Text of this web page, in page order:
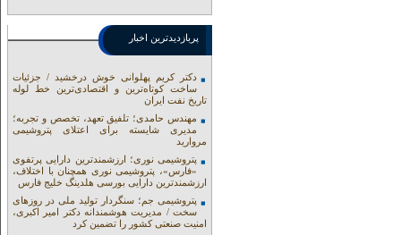
پربازدیدترین اخبار
دکتر کریم پهلوانی خوش درخشید / جزئیات
ساخت کوتاه‌ترین و اقتصادی‌ترین خط لوله
تاریخ نفت ایران
مهندس حامدی؛ تلفیق تعهد، تخصص و تجربه؛
مدیری شایسته برای اعتلای پتروشیمی
مروارید
پتروشیمی نوری؛ ارزشمندترین دارایی پرتفوی
«فارس»، پتروشیمی نوری همچنان با اختلاف،
ارزشمندترین دارایی بورسی هلدینگ خلیج فارس
پتروشیمی جم؛ سنگردار تولید ملی در روزهای
سخت / مدیریت هوشمندانه دکتر امیر اکبری،
امنیت صنعتی کشور را تضمین کرد